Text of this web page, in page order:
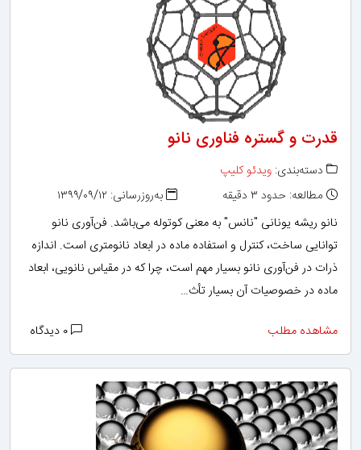
قدرت و گستره فناوری نانو
دسته‌بندی: ویدئو کلیپ
مطالعه: حدود ۳ دقیقه
به‌روزرسانی: ۱۳۹۹/۰۹/۱۲
نانو ریشه یونانی "نانس" به معنی کوتوله می‌باشد. فن‌آوری نانو
توانایی ساخت، کنترل و استفاده ماده در ابعاد نانومتری است. اندازه
ذرات در فن‌آوری نانو بسیار مهم است، چرا که در مقیاس نانویی، ابعاد
ماده در خصوصیات آن بسیار تأث…
مشاهده مطلب